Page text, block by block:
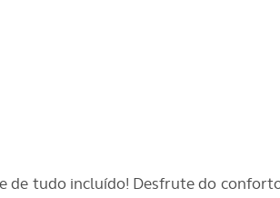
de tudo incluído! Desfrute do